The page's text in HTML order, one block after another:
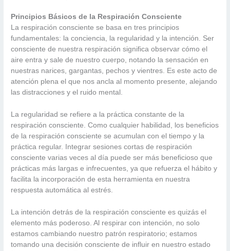
Principios Básicos de la Respiración Consciente
La respiración consciente se basa en tres principios
fundamentales: la conciencia, la regularidad y la intención. Ser
consciente de nuestra respiración significa observar cómo el
aire entra y sale de nuestro cuerpo, notando la sensación en
nuestras narices, gargantas, pechos y vientres. Es este acto de
atención plena el que nos ancla al momento presente, alejando
las distracciones y el ruido mental.
La regularidad se refiere a la práctica constante de la
respiración consciente. Como cualquier habilidad, los beneficios
de la respiración consciente se acumulan con el tiempo y la
práctica regular. Integrar sesiones cortas de respiración
consciente varias veces al día puede ser más beneficioso que
prácticas más largas e infrecuentes, ya que refuerza el hábito y
facilita la incorporación de esta herramienta en nuestra
respuesta automática al estrés.
La intención detrás de la respiración consciente es quizás el
elemento más poderoso. Al respirar con intención, no solo
estamos cambiando nuestro patrón respiratorio; estamos
tomando una decisión consciente de influir en nuestro estado